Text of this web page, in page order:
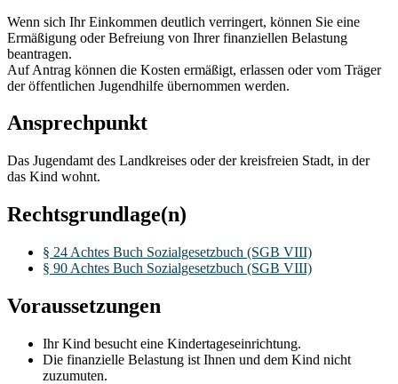
Wenn sich Ihr Einkommen deutlich verringert, können Sie eine
Ermäßigung oder Befreiung von Ihrer finanziellen Belastung
beantragen.
Auf Antrag können die Kosten ermäßigt, erlassen oder vom Träger
der öffentlichen Jugendhilfe übernommen werden.
Ansprechpunkt
Das Jugendamt des Landkreises oder der kreisfreien Stadt, in der
das Kind wohnt.
Rechtsgrundlage(n)
§ 24 Achtes Buch Sozialgesetzbuch (SGB VIII)
§ 90 Achtes Buch Sozialgesetzbuch (SGB VIII)
Voraussetzungen
Ihr Kind besucht eine Kindertageseinrichtung.
Die finanzielle Belastung ist Ihnen und dem Kind nicht
zuzumuten.